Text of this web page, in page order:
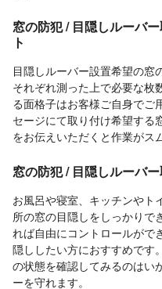
窓の防犯 / 目隠しルーバ
ト
目隠しルーバー設置希望の窓
それぞれ測った上で必要な枚
る面格子はお客様ご自身でご
セージにて取り付け希望する
をお伝えいただくと作業がス
窓の防犯 / 目隠しルーバ
お風呂や寝室、キッチンやト
所の窓の目隠しをしっかりで
れば自由にコントロールがで
隠ししたい方におすすめです
の状態を確認してみるのはい
ーを守れます。